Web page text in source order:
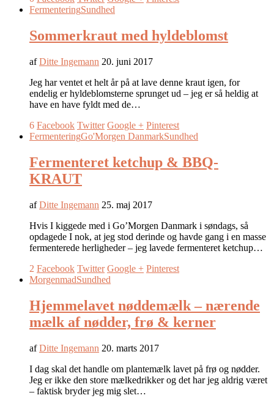
FermenteringSundhed
Sommerkraut med hyldeblomst
afDitte Ingemann 20. juni 2017
Jeg har ventet et helt år på at lave denne kraut igen, for
endelig er hyldeblomsterne sprunget ud – jeg er så heldig at
have en have fyldt med de…
6 Facebook Twitter Google + Pinterest
FermenteringGo'Morgen DanmarkSundhed
Fermenteret ketchup & BBQ-
KRAUT
afDitte Ingemann 25. maj 2017
Hvis I kiggede med i Go’Morgen Danmark i søndags, så
opdagede I nok, at jeg stod derinde og havde gang i en masse
fermenterede herligheder – jeg lavede fermenteret ketchup…
2 Facebook Twitter Google + Pinterest
MorgenmadSundhed
Hjemmelavet nøddemælk – nærende
mælk af nødder, frø & kerner
afDitte Ingemann 20. marts 2017
I dag skal det handle om plantemælk lavet på frø og nødder.
Jeg er ikke den store mælkedrikker og det har jeg aldrig været
– faktisk bryder jeg mig slet…